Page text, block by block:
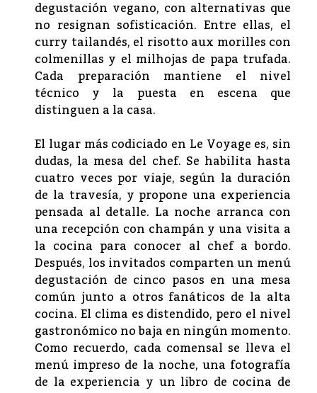
degustación vegano, con alternativas que
no resignan sofisticación. Entre ellas, el
curry tailandés, el risotto aux morilles con
colmenillas y el milhojas de papa trufada.
Cada preparación mantiene el nivel
técnico y la puesta en escena que
distinguen a la casa.
El lugar más codiciado en Le Voyage es, sin
dudas, la mesa del chef. Se habilita hasta
cuatro veces por viaje, según la duración
de la travesía, y propone una experiencia
pensada al detalle. La noche arranca con
una recepción con champán y una visita a
la cocina para conocer al chef a bordo.
Después, los invitados comparten un menú
degustación de cinco pasos en una mesa
común junto a otros fanáticos de la alta
cocina. El clima es distendido, pero el nivel
gastronómico no baja en ningún momento.
Como recuerdo, cada comensal se lleva el
menú impreso de la noche, una fotografía
de la experiencia y un libro de cocina de